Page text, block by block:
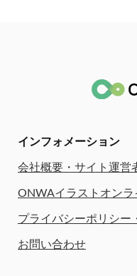
インフォメーション
会社概要・サイト運営
ONWAイラストオンラ
プライバシーポリシー
お問い合わせ